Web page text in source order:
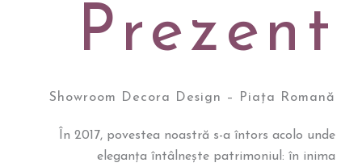
Prezent
Showroom Decora Design – Piața Romană
În 2017, povestea noastră s-a întors acolo unde
eleganța întâlnește patrimoniul: în inima